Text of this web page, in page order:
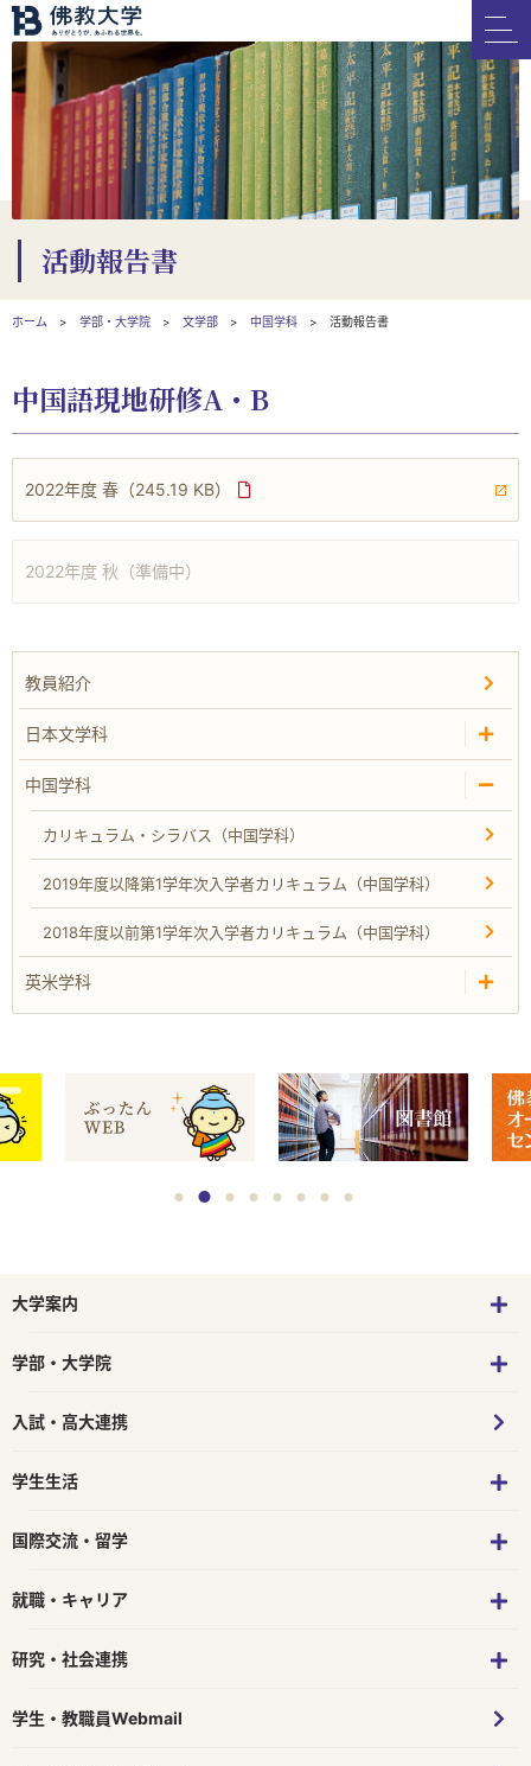
活動報告書
ホーム 学部・大学院 文学部 中国学科 活動報告書
中国語現地研修A・B
2022年度 春 （245.19 KB）
2022年度 秋（準備中）
教員紹介
日本文学科
中国学科
カリキュラム・シラバス（中国学科）
2019年度以降第1学年次入学者カリキュラム（中国学科）
2018年度以前第1学年次入学者カリキュラム（中国学科）
英米学科
大学案内
学部・大学院
入試・高大連携
学生生活
国際交流・留学
就職・キャリア
研究・社会連携
学生・教職員Webmail